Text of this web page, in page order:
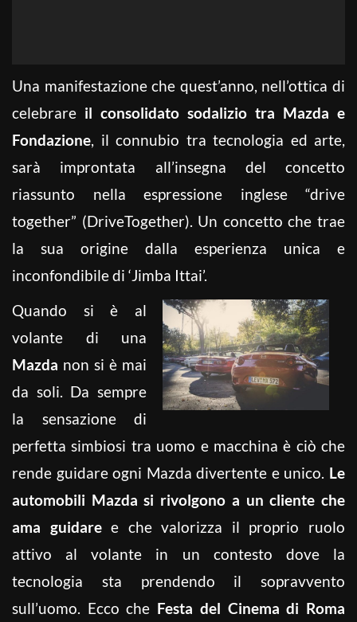
Una manifestazione che quest’anno, nell’ottica di
celebrare il consolidato sodalizio tra Mazda e
Fondazione, il connubio tra tecnologia ed arte,
sarà improntata all’insegna del concetto
riassunto nella espressione inglese “drive
together” (DriveTogether). Un concetto che trae
la sua origine dalla esperienza unica e
inconfondibile di ‘Jimba Ittai’.
Quando si è al
volante di una
Mazda non si è mai
da soli. Da sempre
la sensazione di
perfetta simbiosi tra uomo e macchina è ciò che
rende guidare ogni Mazda divertente e unico. Le
automobili Mazda si rivolgono a un cliente che
ama guidaree che valorizza il proprio ruolo
attivo al volante in un contesto dove la
tecnologia sta prendendo il sopravvento
sull’uomo. Ecco che Festa del Cinema di Roma